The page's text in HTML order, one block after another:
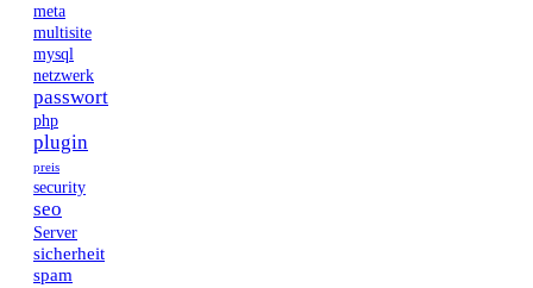
meta
multisite
mysql
netzwerk
passwort
php
plugin
preis
security
seo
Server
sicherheit
spam